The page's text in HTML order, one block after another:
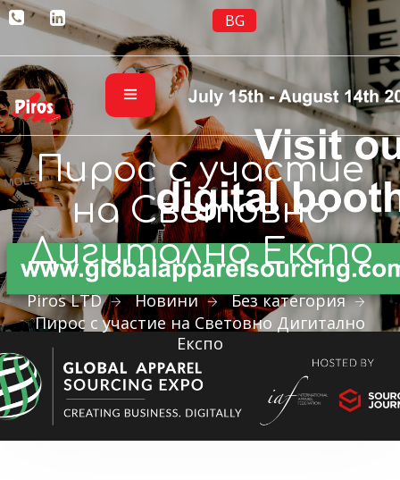
BG
Пирос с участие
на Световно
Дигитално Експо
Piros LTD Новини
Без категория
Пирос с участие на Световно Дигитално
Експо